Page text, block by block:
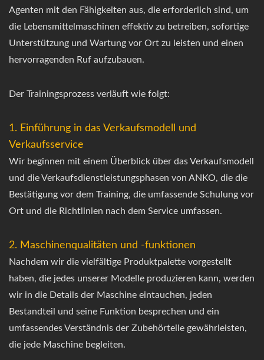
Agenten mit den Fähigkeiten aus, die erforderlich sind, um
die Lebensmittelmaschinen effektiv zu betreiben, sofortige
Unterstützung und Wartung vor Ort zu leisten und einen
hervorragenden Ruf aufzubauen.
Der Trainingsprozess verläuft wie folgt:
1. Einführung in das Verkaufsmodell und
Verkaufsservice
Wir beginnen mit einem Überblick über das Verkaufsmodell
und die Verkaufsdienstleistungsphasen von ANKO, die die
Bestätigung vor dem Training, die umfassende Schulung vor
Ort und die Richtlinien nach dem Service umfassen.
2. Maschinenqualitäten und -funktionen
Nachdem wir die vielfältige Produktpalette vorgestellt
haben, die jedes unserer Modelle produzieren kann, werden
wir in die Details der Maschine eintauchen, jeden
Bestandteil und seine Funktion besprechen und ein
umfassendes Verständnis der Zubehörteile gewährleisten,
die jede Maschine begleiten.